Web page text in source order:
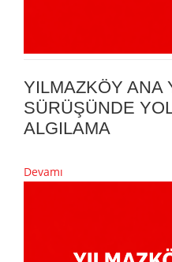
YILMAZKÖY ANA
SÜRÜŞÜNDE
ALGILAMA
Devamı